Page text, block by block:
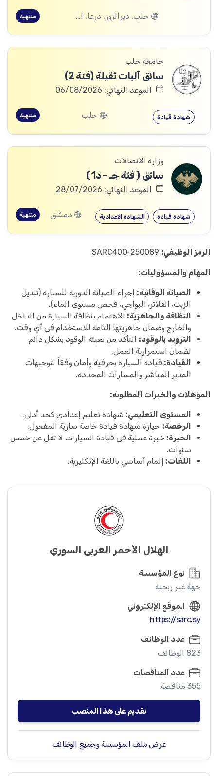
حلب, ديرالزور, درعا, القنيطرة منتهية
جامعة حلب
سائق آليات ثقيلة (فئة 2)
الموعد النهائي: 06/08/2026
شهادة قيادة حلب منتهية
وزارة الاتصالات
سائق ( فئة جـ - د1 )
الموعد النهائي: 28/07/2026
الشهادة الاعدادية شهادة قيادة دمشق منتهية
الرمز الوظيفي:
المهام والمسؤوليات:
الصيانة الوقائية: إجراء الصيانة الدورية للسيارة (تبديل
الزيت، الفلاتر، البواجي، فحص مستوى الماء).
النظافة والجاهزية: الاهتمام بنظافة السيارة من الداخل
والخارج وضمان جاهزيتها التامة للاستخدام في أي وقت.
التزويد بالوقود: التأكد من تعبئة الوقود بشكل دائم
لضمان استمرارية العمل.
القيادة: قيادة السيارة بحرفية وأمان وفقاً لتوجيهات
المدير المباشر والمسارات المحددة.
المؤهلات والخبرات المطلوبة:
المستوى التعليمي: شهادة تعليم إعدادي كحد أدنى.
الرخصة: حيازة شهادة قيادة خاصة سارية المفعول.
الخبرة: خبرة عملية في قيادة السيارات لا تقل عن خمس
سنوات.
اللغات: إلمام أساسي باللغة الإنكليزية.
الهلال الأحمر العربي السوري
نوع المؤسسة
جهة غير ربحية
الموقع الإلكتروني
https://sarc.sy
عدد الوظائف
823 الوظائف
عدد المناقصات
355 مناقصة
تقديم على هذا المنصب
عرض ملف المؤسسة وجميع الوظائف